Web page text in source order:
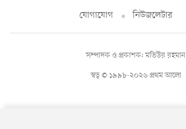
যোগাযোগ
নিউজলেটার
স্বত্ব © ১৯৯৮-২০২৬ প্রথম আলো
সম্পাদক ও প্রকাশক: মতিউর রহমান